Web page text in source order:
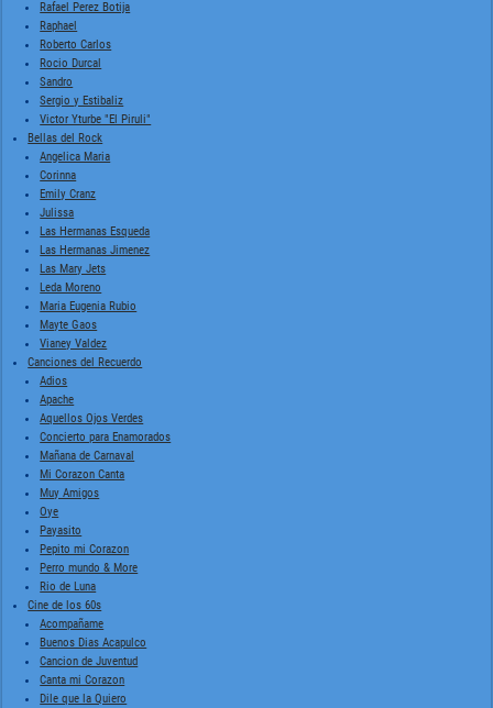
Rafael Perez Botija
Raphael
Roberto Carlos
Rocio Durcal
Sandro
Sergio y Estibaliz
Victor Yturbe "El Piruli"
Bellas del Rock
Angelica Maria
Corinna
Emily Cranz
Julissa
Las Hermanas Esqueda
Las Hermanas Jimenez
Las Mary Jets
Leda Moreno
Maria Eugenia Rubio
Mayte Gaos
Vianey Valdez
Canciones del Recuerdo
Adios
Apache
Aquellos Ojos Verdes
Concierto para Enamorados
Mañana de Carnaval
Mi Corazon Canta
Muy Amigos
Oye
Payasito
Pepito mi Corazon
Perro mundo & More
Rio de Luna
Cine de los 60s
Acompañame
Buenos Dias Acapulco
Cancion de Juventud
Canta mi Corazon
Dile que la Quiero